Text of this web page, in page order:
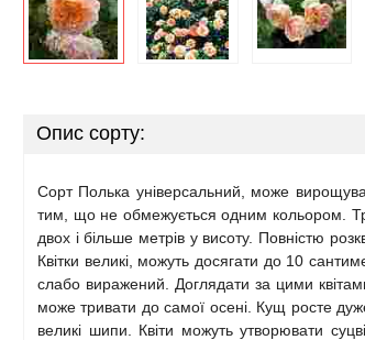
Опис сорту:
Сорт Полька універсальний, може
тим, що не обмежується одним кольором.
двох і більше метрів у висоту. Повністю
Квітки великі, можуть досягати до 10
слабо виражений. Доглядати за цими
може тривати до самої осені. Кущ росте
великі шипи. Квіти можуть утворювати